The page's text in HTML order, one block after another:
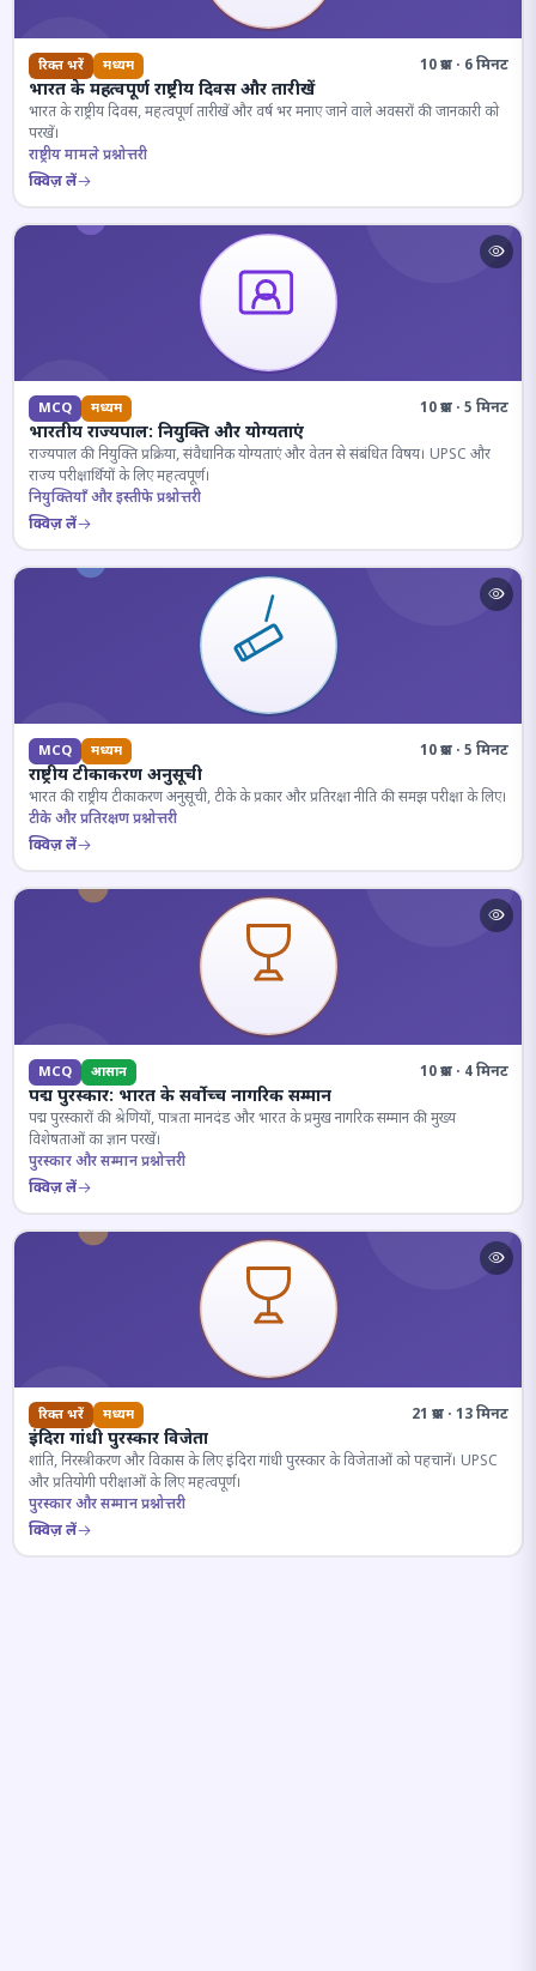
रिक्त भरें मध्यम 10 प्रश्न · 6 मिनट
भारत के महत्वपूर्ण राष्ट्रीय दिवस और तारीखें
भारत के राष्ट्रीय दिवस, महत्वपूर्ण तारीखें और वर्ष भर मनाए जाने वाले अवसरों की जानकारी को
परखें।
राष्ट्रीय मामले प्रश्नोत्तरी
क्विज़ लें
MCQ मध्यम 10 प्रश्न · 5 मिनट
भारतीय राज्यपाल: नियुक्ति और योग्यताएं
राज्यपाल की नियुक्ति प्रक्रिया, संवैधानिक योग्यताएं और वेतन से संबंधित विषय। UPSC और
राज्य परीक्षार्थियों के लिए महत्वपूर्ण।
नियुक्तियाँ और इस्तीफे प्रश्नोत्तरी
क्विज़ लें
MCQ मध्यम 10 प्रश्न · 5 मिनट
राष्ट्रीय टीकाकरण अनुसूची
भारत की राष्ट्रीय टीकाकरण अनुसूची, टीके के प्रकार और प्रतिरक्षा नीति की समझ परीक्षा के लिए।
टीके और प्रतिरक्षण प्रश्नोत्तरी
क्विज़ लें
MCQ आसान 10 प्रश्न · 4 मिनट
पद्म पुरस्कार: भारत के सर्वोच्च नागरिक सम्मान
पद्म पुरस्कारों की श्रेणियों, पात्रता मानदंड और भारत के प्रमुख नागरिक सम्मान की मुख्य
विशेषताओं का ज्ञान परखें।
पुरस्कार और सम्मान प्रश्नोत्तरी
क्विज़ लें
रिक्त भरें मध्यम 21 प्रश्न · 13 मिनट
इंदिरा गांधी पुरस्कार विजेता
शांति, निरस्त्रीकरण और विकास के लिए इंदिरा गांधी पुरस्कार के विजेताओं को पहचानें। UPSC
और प्रतियोगी परीक्षाओं के लिए महत्वपूर्ण।
पुरस्कार और सम्मान प्रश्नोत्तरी
क्विज़ लें